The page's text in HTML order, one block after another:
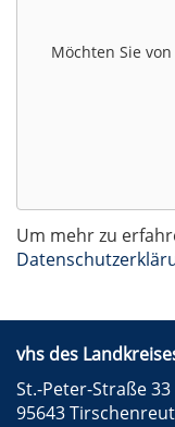
Möchten Sie von
Um mehr zu
vhs des
St.-Peter-Straße 33
95643